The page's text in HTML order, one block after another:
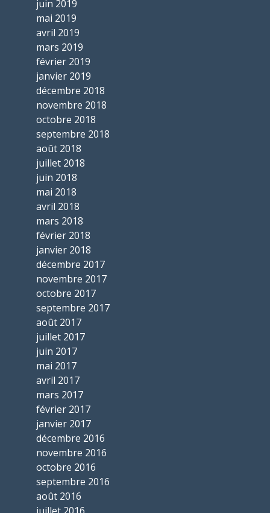
juin 2019
mai 2019
avril 2019
mars 2019
février 2019
janvier 2019
décembre 2018
novembre 2018
octobre 2018
septembre 2018
août 2018
juillet 2018
juin 2018
mai 2018
avril 2018
mars 2018
février 2018
janvier 2018
décembre 2017
novembre 2017
octobre 2017
septembre 2017
août 2017
juillet 2017
juin 2017
mai 2017
avril 2017
mars 2017
février 2017
janvier 2017
décembre 2016
novembre 2016
octobre 2016
septembre 2016
août 2016